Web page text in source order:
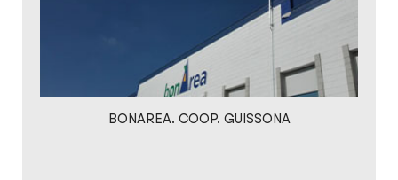
BONAREA. COOP. GUISSONA